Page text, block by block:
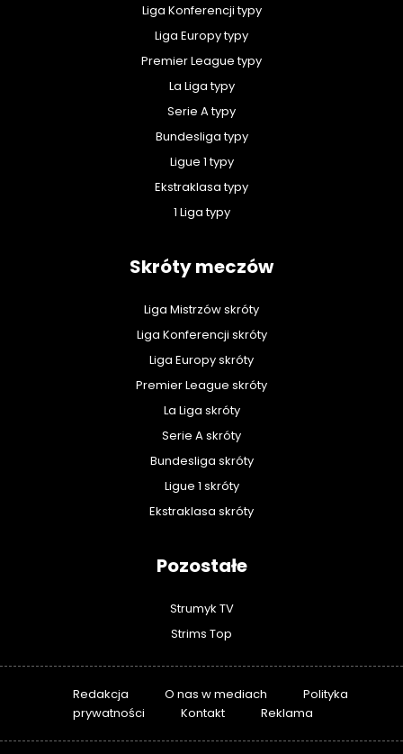
Liga Konferencji typy
Liga Europy typy
Premier League typy
La Liga typy
Serie A typy
Bundesliga typy
Ligue 1 typy
Ekstraklasa typy
1 Liga typy
Skróty meczów
Liga Mistrzów skróty
Liga Konferencji skróty
Liga Europy skróty
Premier League skróty
La Liga skróty
Serie A skróty
Bundesliga skróty
Ligue 1 skróty
Ekstraklasa skróty
Pozostałe
Strumyk TV
Strims Top
Redakcja O nas w mediach
Polityka
prywatności
Kontakt Reklama